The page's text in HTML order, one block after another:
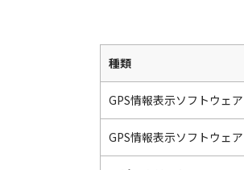
種類
GPS情報表示ソフトウェア
GPS情報表示ソフトウェア